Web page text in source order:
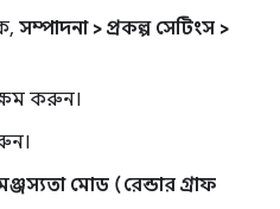
সম্পাদনা > প্রকল্প সেটিংস >
করুন।
মোড (রেন্ডার গ্রাফ